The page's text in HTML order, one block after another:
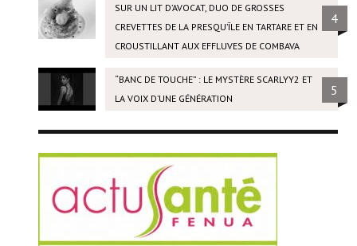
SUR UN LIT D’AVOCAT, DUO DE GROSSES
CREVETTES DE LA PRESQU’ÎLE EN TARTARE ET EN
CROUSTILLANT AUX EFFLUVES DE COMBAVA
4
“BANC DE TOUCHE” : LE MYSTÈRE SCARLYY2 ET
LA VOIX D’UNE GÉNÉRATION
5